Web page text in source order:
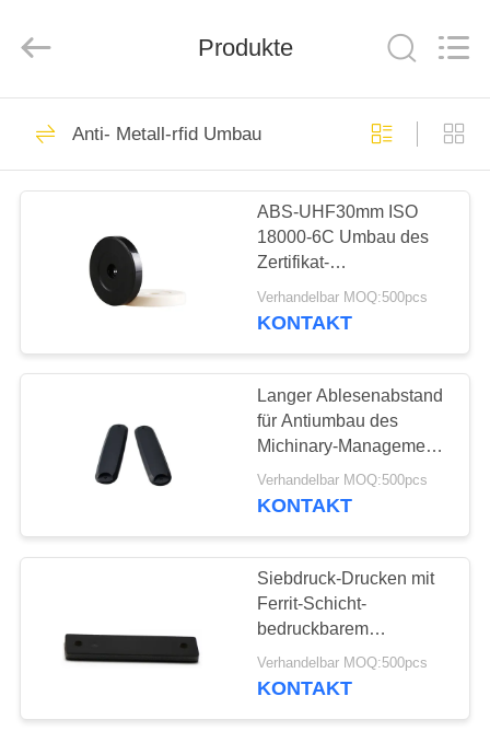
HAUS
PRODUKTE
FABRIK-
QUALITÄTSKONTROLLE
TRETEN
SIE
UNS
VERBINDUNG
Ltd..
RFID Smartcard
Rfid Hotel Key
Cards
36
Magnetstreifenkarte
17
Produkte
Anti- Metall-rfid Umbau
ABS-UHF30mm ISO
18000-6C Umbau des
Zertifikat-
Antimetallrfid/Patrouillen-
Punkt-Umbau
Verhandelbar MOQ:500pcs
KONTAKT
Langer Ablesenabstand
für Antiumbau des
Michinary-Management-
85*25mm metallrfid
Verhandelbar MOQ:500pcs
KONTAKT
Siebdruck-Drucken mit
Ferrit-Schicht-
bedruckbarem
Plastikantimetallumbau
Verhandelbar MOQ:500pcs
KONTAKT